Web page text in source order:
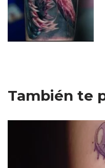
También te